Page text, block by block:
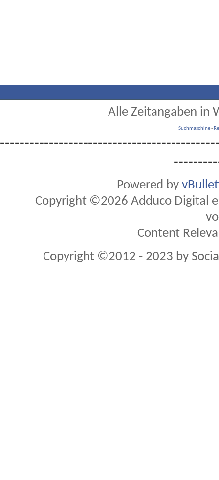
Alle Zeitangaben in
Suchmaschine-
Powered by
Copyright ©2026 Adduco Digital
Content
Copyright ©2012 - 2023 by